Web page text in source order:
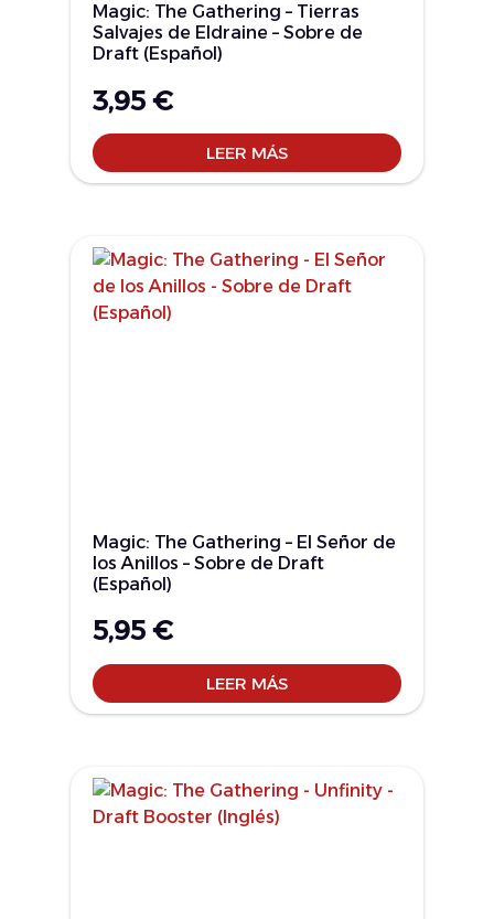
Magic: The Gathering – Tierras
Salvajes de Eldraine – Sobre de
Draft (Español)
3,95 €
LEER MÁS
Magic: The Gathering – El Señor de
los Anillos – Sobre de Draft
(Español)
5,95 €
LEER MÁS